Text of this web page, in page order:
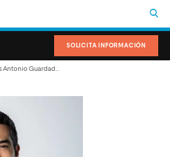
SOLICITA INFORMACIÓN